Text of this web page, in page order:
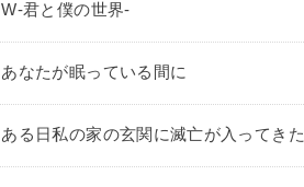
W-君と僕の世界-
あなたが眠っている間に
ある日私の家の玄関に滅亡が入ってきた